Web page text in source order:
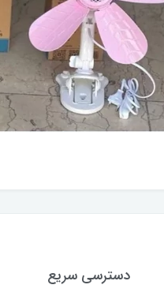
دسترسی سریع